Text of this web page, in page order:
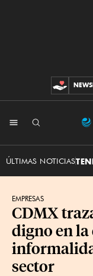
ÚLTIMAS NOTICIAS
EMPRESAS
CDMX
digno en
sector